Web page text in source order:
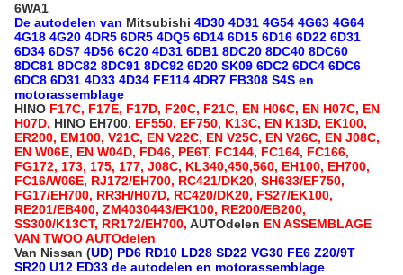
6WA1
De autodelen van Mitsubishi 4D30 4D31 4G54 4G63 4G64
4G18 4G20 4DR5 6DR5 4DQ5 6D14 6D15 6D16 6D22 6D31
6D34 6DS7 4D56 6C20 4D31 6DB1 8DC20 8DC40 8DC60
8DC81 8DC82 8DC91 8DC92 6D20 SK09 6DC2 6DC4 6DC6
6DC8 6D31 4D33 4D34 FE114 4DR7 FB308 S4S en
motorassemblage
HINO F17C, F17E, F17D, F20C, F21C, EN H06C, EN H07C, EN
H07D, HINO EH700, EF550, EF750, K13C, EN K13D, EK100,
ER200, EM100, V21C, EN V22C, EN V25C, EN V26C, EN J08C,
EN W06E, EN W04D, FD46, PE6T, FC144, FC164, FC166,
FG172, 173, 175, 177, J08C, KL340,450,560, EH100, EH700,
FC16/W06E, RJ172/EH700, RC421/DK20, SH633/EF750,
FG17/EH700, RR3H/H07D, RC420/DK20, FS27/EK100,
RE201/EB400, ZM4030443/EK100, RE200/EB200,
SS300/K13CT, RR172/EH700, AUTOdelen EN ASSEMBLAGE
VAN TWOO AUTOdelen
Van Nissan (UD) PD6 RD10 LD28 SD22 VG30 FE6 Z20/9T
SR20 U12 ED33 de autodelen en motorassemblage